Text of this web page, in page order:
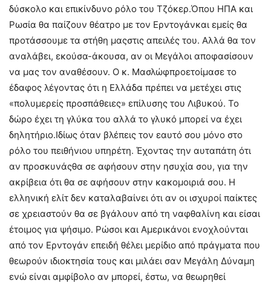
δύσκολο και επικίνδυνο ρόλο του Τζόκερ.Όπου ΗΠΑ και
Ρωσία θα παίζουν θέατρο με τον Ερντογάνκαι εμείς θα
προτάσσουμε τα στήθη μαςστις απειλές του. Αλλά θα τον
αναλάβει, εκούσα-άκουσα, αν οι Μεγάλοι αποφασίσουν
να μας τον αναθέσουν. Ο κ. Μασλώφπροετοίμασε το
έδαφος λέγοντας ότι η Ελλάδα πρέπει να μετέχει στις
«πολυμερείς προσπάθειες» επίλυσης του Λιβυκού. Το
δώρο έχει τη γλύκα του αλλά το γλυκό μπορεί να έχει
δηλητήριο.Ιδίως όταν βλέπεις τον εαυτό σου μόνο στο
ρόλο του πειθήνιου υπηρέτη. Έχοντας την αυταπάτη ότι
αν προσκυνάςθα σε αφήσουν στην ησυχία σου, για την
ακρίβεια ότι θα σε αφήσουν στην κακομοιριά σου. Η
ελληνική ελίτ δεν καταλαβαίνει ότι αν οι ισχυροί παίκτες
σε χρειαστούν θα σε βγάλουν από τη ναφθαλίνη και είσαι
έτοιμος για ψήσιμο. Ρώσοι και Αμερικάνοι ενοχλούνται
από τον Ερντογάν επειδή θέλει μερίδιο από πράγματα που
θεωρούν ιδιοκτησία τους και μιλάει σαν Μεγάλη Δύναμη
ενώ είναι αμφίβολο αν μπορεί, έστω, να θεωρηθεί